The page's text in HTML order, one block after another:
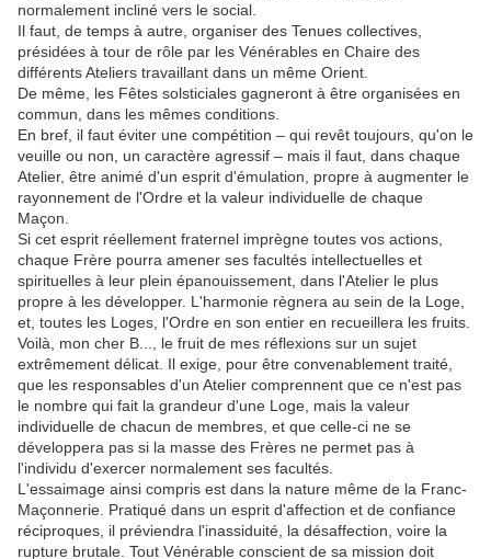
normalement incliné vers le social.
Il faut, de temps à autre, organiser des Tenues collectives,
présidées à tour de rôle par les Vénérables en Chaire des
différents Ateliers travaillant dans un même Orient.
De même, les Fêtes solsticiales gagneront à être organisées en
commun, dans les mêmes conditions.
En bref, il faut éviter une compétition – qui revêt toujours, qu'on le
veuille ou non, un caractère agressif – mais il faut, dans chaque
Atelier, être animé d'un esprit d'émulation, propre à augmenter le
rayonnement de l'Ordre et la valeur individuelle de chaque
Maçon.
Si cet esprit réellement fraternel imprègne toutes vos actions,
chaque Frère pourra amener ses facultés intellectuelles et
spirituelles à leur plein épanouissement, dans l'Atelier le plus
propre à les développer. L'harmonie règnera au sein de la Loge,
et, toutes les Loges, l'Ordre en son entier en recueillera les fruits.
Voilà, mon cher B..., le fruit de mes réflexions sur un sujet
extrêmement délicat. Il exige, pour être convenablement traité,
que les responsables d'un Atelier comprennent que ce n'est pas
le nombre qui fait la grandeur d'une Loge, mais la valeur
individuelle de chacun de membres, et que celle-ci ne se
développera pas si la masse des Frères ne permet pas à
l'individu d'exercer normalement ses facultés.
L'essaimage ainsi compris est dans la nature même de la Franc-
Maçonnerie. Pratiqué dans un esprit d'affection et de confiance
réciproques, il préviendra l'inassiduité, la désaffection, voire la
rupture brutale. Tout Vénérable conscient de sa mission doit